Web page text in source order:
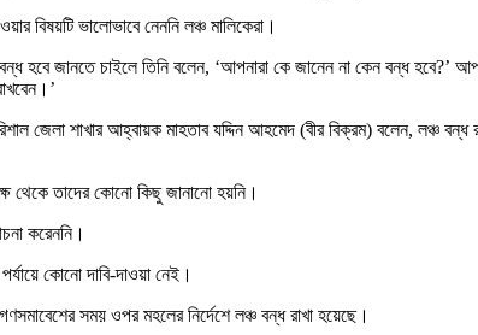
বিষয়টি ভালোভাবে নেননি লঞ্চ মালিকেরা।
হবে জানতে চাইলে তিনি বলেন, ‘আপনারা কে জানেন না কেন বন্ধ
জেলা শাখার আহ্বায়ক মাহতাব যদ্দিন আহমেদ (বীর বিক্রম) বলেন, লঞ্চ বন্ধ
থেকে তাদের কোনো কিছু জানানো হয়নি।
করেননি।
কোনো দাবি-দাওয়া নেই।
সময় ওপর মহলের নির্দেশে লঞ্চ বন্ধ রাখা হয়েছে।